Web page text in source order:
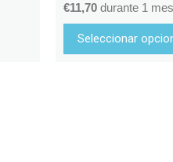
€11,70 durante 1 mes
Seleccionar